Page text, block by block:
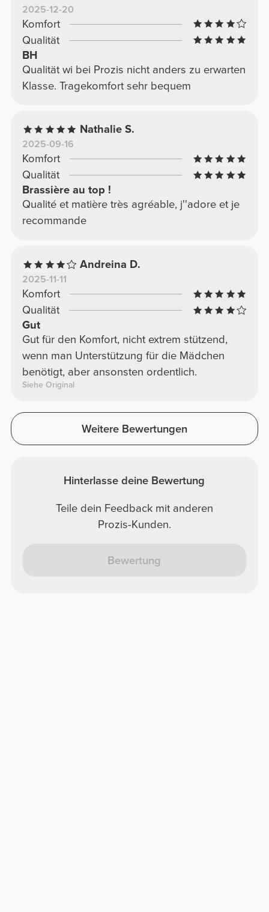
2025-12-20
Komfort
Qualität
BH
Qualität wi bei Prozis nicht anders zu erwarten
Klasse. Tragekomfort sehr bequem
Nathalie S.
2025-09-16
Komfort
Qualität
Brassière au top !
Qualité et matière très agréable, j''adore et je
recommande
Andreina D.
2025-11-11
Komfort
Qualität
Gut
Gut für den Komfort, nicht extrem stützend,
wenn man Unterstützung für die Mädchen
benötigt, aber ansonsten ordentlich.
Siehe Original
Weitere Bewertungen
Hinterlasse deine Bewertung
Teile dein Feedback mit anderen
Prozis-Kunden.
Bewertung